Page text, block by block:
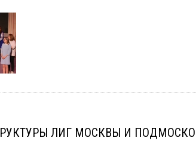
ЛИГ МОСКВЫ И